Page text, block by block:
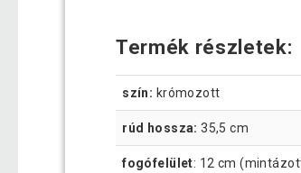
Termék részletek:
szín: krómozott
rúd hossza: 35,5 cm
fogófelület: 12 cm